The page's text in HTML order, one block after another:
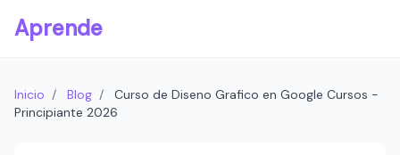
Aprende
Inicio / Blog /
Curso de Diseno Grafico en Google Cursos -
Principiante 2026